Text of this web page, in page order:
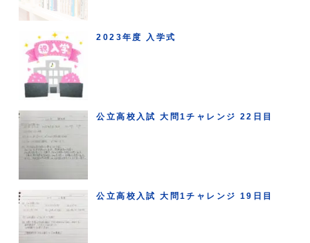
2023年度 入学式
公立高校入試 大問1チャレンジ 22日目
公立高校入試 大問1チャレンジ 19日目